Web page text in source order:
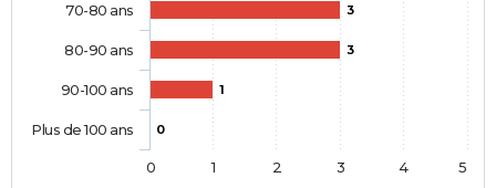
3
3
1
0
70-80 ans
80-90 ans
90-100 ans
Plus de 100 ans
0 1 2 3 4 5